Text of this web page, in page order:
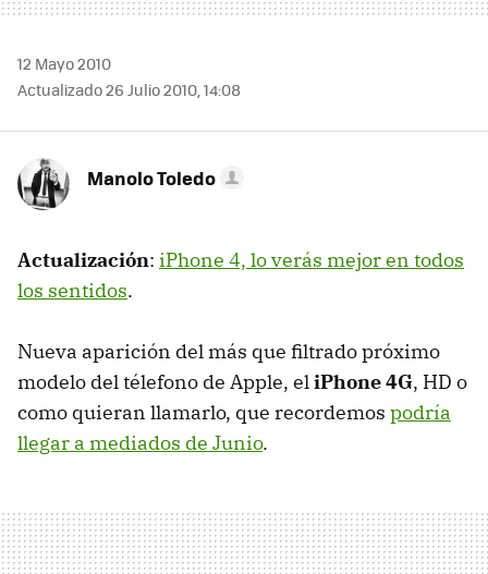
12 Mayo 2010
Actualizado 26 Julio 2010, 14:08
Manolo Toledo
Actualización: iPhone 4, lo verás mejor en todos
los sentidos.
Nueva aparición del más que filtrado próximo
modelo del télefono de Apple, eliPhone 4G, HD o
como quieran llamarlo, que recordemos podría
llegar a mediados de Junio.